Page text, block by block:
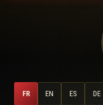
FR EN ES DE